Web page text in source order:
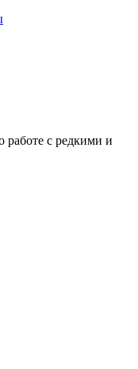
с редкими и